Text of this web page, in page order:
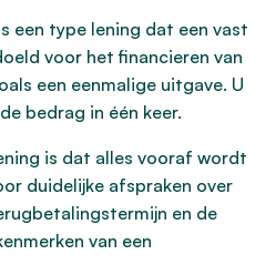
een type lening dat een vast
voor het financieren van
een eenmalige uitgave. U
bedrag in één keer.
is dat alles vooraf wordt
duidelijke afspraken over
en de
van een